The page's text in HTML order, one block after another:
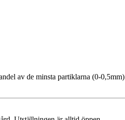
av de minsta partiklarna (0-0,5mm)